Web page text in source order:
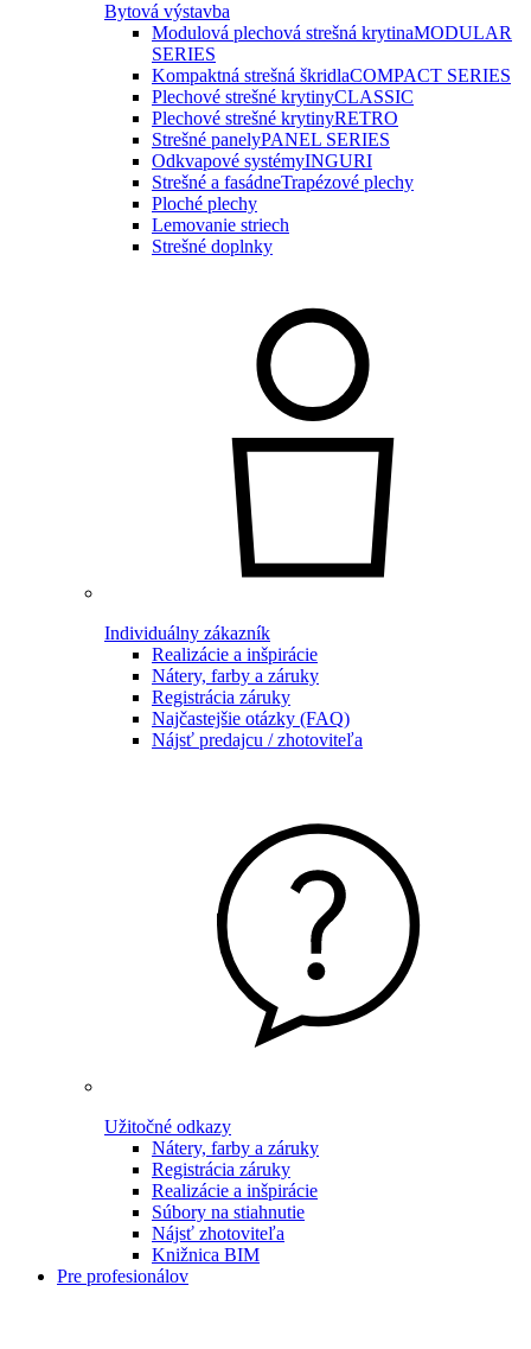
Bytová výstavba
Modulová plechová strešná krytinaMODULAR
SERIES
Kompaktná strešná škridlaCOMPACT SERIES
Plechové strešné krytinyCLASSIC
Plechové strešné krytinyRETRO
Strešné panelyPANEL SERIES
Odkvapové systémyINGURI
Strešné a fasádneTrapézové plechy
Ploché plechy
Lemovanie striech
Strešné doplnky
Individuálny zákazník
Realizácie a inšpirácie
Nátery, farby a záruky
Registrácia záruky
Najčastejšie otázky (FAQ)
Nájsť predajcu / zhotoviteľa
Užitočné odkazy
Nátery, farby a záruky
Registrácia záruky
Realizácie a inšpirácie
Súbory na stiahnutie
Nájsť zhotoviteľa
Knižnica BIM
Pre profesionálov